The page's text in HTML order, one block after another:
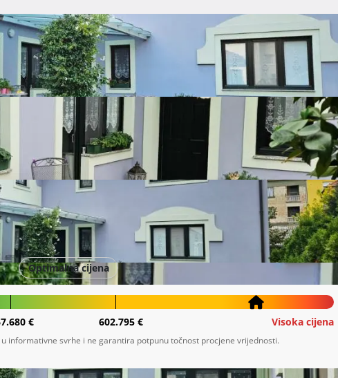
Optimalna cijena
€ 602.795 € Visoka cijena
informativne svrhe i ne garantira potpunu točnost procjene vrijednosti.